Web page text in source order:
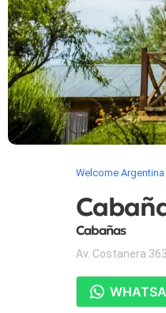
Welcome Argentina
Cabañas
Av. Costanera